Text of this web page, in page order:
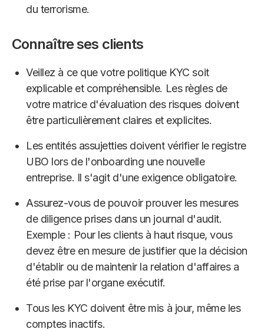
du terrorisme.
Connaître ses clients
Veillez à ce que votre politique KYC soit
explicable et compréhensible. Les règles de
votre matrice d'évaluation des risques doivent
être particulièrement claires et explicites.
Les entités assujetties doivent vérifier le registre
UBO lors de l'onboarding une nouvelle
entreprise. Il s'agit d'une exigence obligatoire.
Assurez-vous de pouvoir prouver les mesures
de diligence prises dans un journal d'audit.
Exemple : Pour les clients à haut risque, vous
devez être en mesure de justifier que la décision
d'établir ou de maintenir la relation d'affaires a
été prise par l'organe exécutif.
Tous les KYC doivent être mis à jour, même les
comptes inactifs.